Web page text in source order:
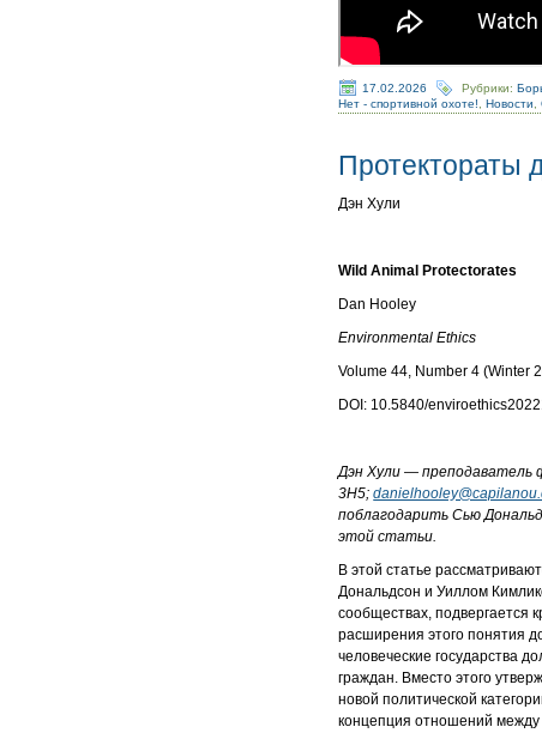
17.02.2026 Рубрики:
Нет - спортивной охоте!
,Новости ,
Протектораты
Дэн Хули
Wild Animal Protectorates
Dan Hooley
Environmental Ethics
Volume 44, Number 4 (Winter
DOI: 10.5840/
Дэн Хули — преподаватель
3H5;
поблагодарить Сью
этой статьи.
В этой статье
Дональдсон и Уиллом
сообществах, подвергается
расширения этого понятия
человеческие государства
граждан. Вместо этого
новой политической
концепция отношений между